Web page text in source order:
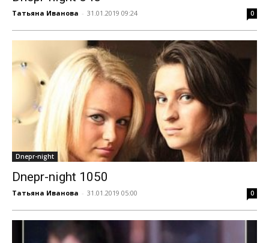
Татьяна Иванова - 31.01.2019 09:24 0
Dnepr-night
Dnepr-night 1050
Татьяна Иванова - 31.01.2019 05:00 0